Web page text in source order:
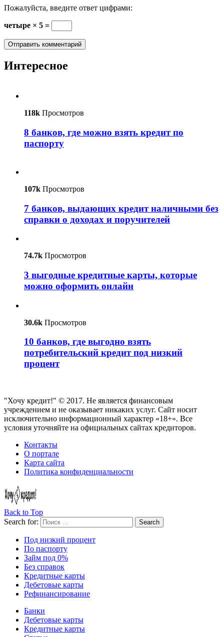
Пожалуйста, введите ответ цифрами:
четыре × 5 =
Интересное
118k Просмотров
8 банков, где можно взять кредит по
паспорту
107k Просмотров
7 банков, выдающих кредит наличными без
справки о доходах и поручителей
74.7k Просмотров
3 выгодные кредитные карты, которые
можно оформить онлайн
30.6k Просмотров
10 банков, где выгодно взять
потребительский кредит под низкий
процент
"Хочу кредит!" © 2017. Не является финансовым
учреждением и не оказывает никаких услуг. Сайт носит
исключительно информационный характер «18+». Все
условия уточняйте на официальных сайтах кредиторов.
Контакты
О портале
Карта сайта
Политика конфиденциальности
Back to Top
Search for:
Search
Под низкий процент
По паспорту
Займ под 0%
Без справок
Кредитные карты
Дебетовые карты
Рефинансирование
Банки
Дебетовые карты
Кредитные карты